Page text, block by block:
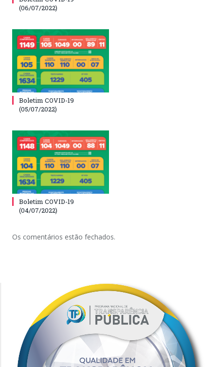
(06/07/2022)
Boletim COVID-19
(05/07/2022)
Boletim COVID-19
(04/07/2022)
Os comentários estão fechados.